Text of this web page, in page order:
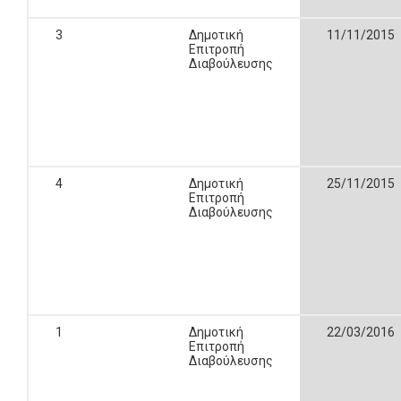
3
Δημοτική
Επιτροπή
Διαβούλευσης
11/11/2015
4
Δημοτική
Επιτροπή
Διαβούλευσης
25/11/2015
1
Δημοτική
Επιτροπή
Διαβούλευσης
22/03/2016